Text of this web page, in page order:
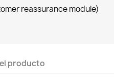
reassurance module)
producto